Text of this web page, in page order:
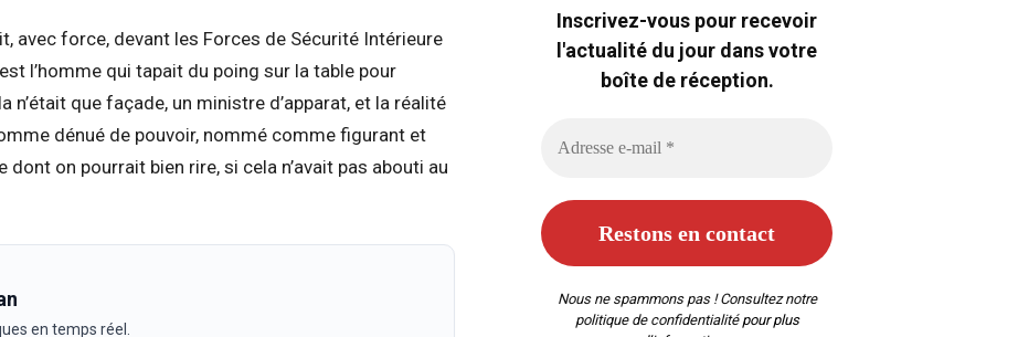
avec force, devant les Forces de Sécurité Intérieure
l’homme qui tapait du poing sur la table pour
que façade, un ministre d’apparat, et la réalité
dénué de pouvoir, nommé comme figurant et
on pourrait bien rire, si cela n’avait pas abouti au
en temps réel.
Inscrivez-vous pour recevoir
l'actualité du jour dans votre
boîte de réception.
Nous ne spammons pas ! Consultez notre
politique de confidentialitépour plus